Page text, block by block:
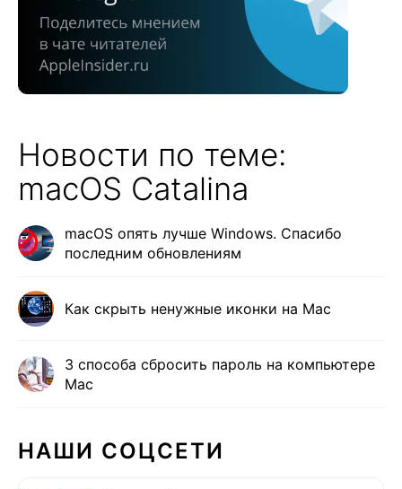
Новости по теме:
macOS Catalina
macOS опять лучше Windows. Спасибо
последним обновлениям
Как скрыть ненужные иконки на Mac
3 способа сбросить пароль на компьютере
Mac
НАШИ СОЦСЕТИ